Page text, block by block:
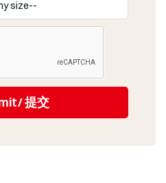
提交